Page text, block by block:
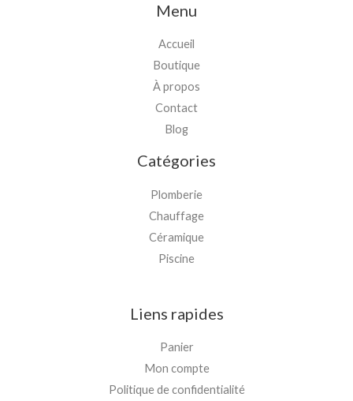
Menu
Accueil
Boutique
À propos
Contact
Blog
Catégories
Plomberie
Chauffage
Céramique
Piscine
Liens rapides
Panier
Mon compte
Politique de confidentialité